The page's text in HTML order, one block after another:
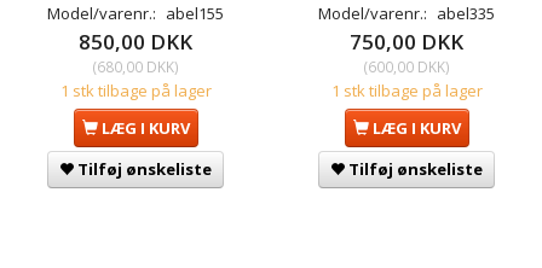
Model/varenr.: abel155
850,00 DKK
(680,00 DKK)
1 stk tilbage på lager
LÆG I KURV
Tilføj ønskeliste
Model/varenr.: abel335
750,00 DKK
(600,00 DKK)
1 stk tilbage på lager
LÆG I KURV
Tilføj ønskeliste